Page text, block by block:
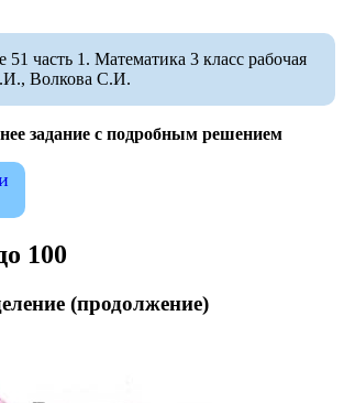
51 часть 1. Математика 3 класс рабочая
Волкова С.И.
задание с подробным решением
100
(продолжение)